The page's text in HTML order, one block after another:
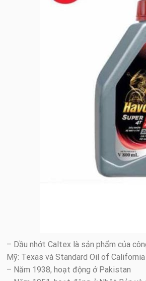
– Dầu nhớt Caltex là sản phẩm của
Mỹ: Texas và Standard Oil of
– Năm 1938, hoạt động ở Pakistan